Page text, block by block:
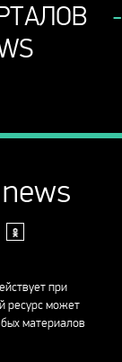
при
ресурс может
материалов